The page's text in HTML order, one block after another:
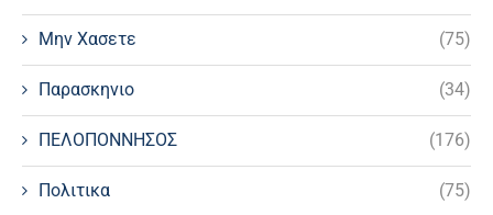
Μην Χασετε (75)
Παρασκηνιο (34)
ΠΕΛΟΠΟΝΝΗΣΟΣ (176)
Πολιτικα (75)